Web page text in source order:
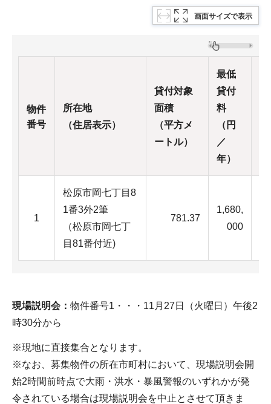
画面サイズで表示
物件
番号
所在地
（住居表示）
貸付対象
面積
（平方メ
ートル）
最低
貸付
料
（円
／
年）
1
松原市岡七丁目8
1番3外2筆
（松原市岡七丁
目81番付近)
781.37
1,680,
000
現場説明会： 物件番号1・・・11月27日（火曜日）午後2
時30分から
※現地に直接集合となります。
※なお、募集物件の所在市町村において、現場説明会開
始2時間前時点で大雨・洪水・暴風警報のいずれかが発
令されている場合は現場説明会を中止とさせて頂きま